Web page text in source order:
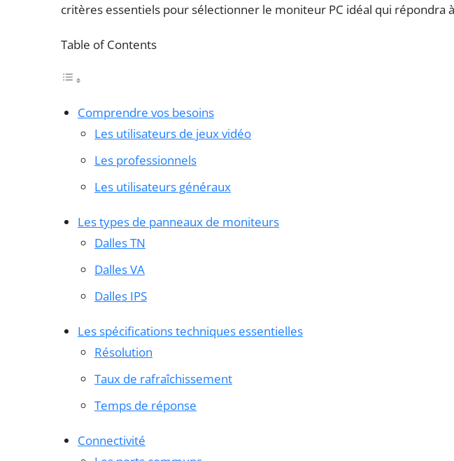
critères essentiels pour sélectionner le moniteur PC idéal qui répondra
Table of Contents
Comprendre vos besoins
Les utilisateurs de jeux vidéo
Les professionnels
Les utilisateurs généraux
Les types de panneaux de moniteurs
Dalles TN
Dalles VA
Dalles IPS
Les spécifications techniques essentielles
Résolution
Taux de rafraîchissement
Temps de réponse
Connectivité